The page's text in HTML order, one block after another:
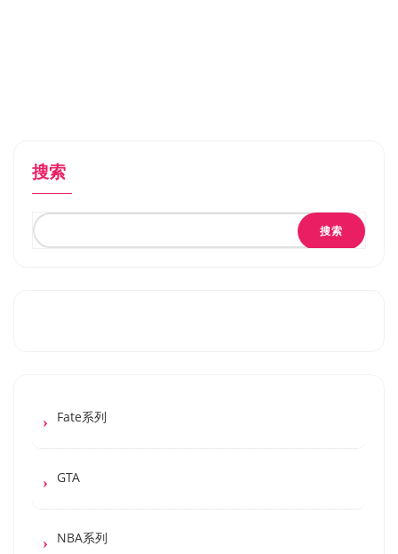
搜索
搜索
Fate系列
GTA
NBA系列